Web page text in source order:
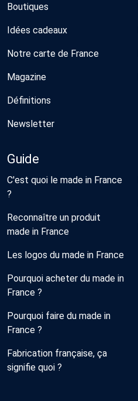
Boutiques
Idées cadeaux
Notre carte de France
Magazine
Définitions
Newsletter
Guide
C'est quoi le made in France
?
Reconnaître un produit
made in France
Les logos du made in France
Pourquoi acheter du made in
France ?
Pourquoi faire du made in
France ?
Fabrication française, ça
signifie quoi ?